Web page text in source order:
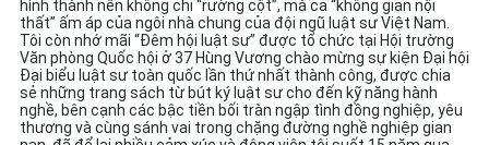
hình thành nên không chỉ “rường cột”, mà cả “không gian nội
thất” ấm áp của ngôi nhà chung của đội ngũ luật sư Việt Nam.
Tôi còn nhớ mãi “Đêm hội luật sư” được tổ chức tại Hội trường
Văn phòng Quốc hội ở 37 Hùng Vương chào mừng sự kiện Đại hội
Đại biểu luật sư toàn quốc lần thứ nhất thành công, được chia
sẻ những trang sách từ bút ký luật sư cho đến kỹ năng hành
nghề, bên cạnh các bậc tiền bối tràn ngập tình đồng nghiệp, yêu
thương và cùng sánh vai trong chặng đường nghề nghiệp gian